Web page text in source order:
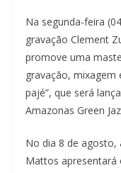
Na segunda-feira
gravação Clement
promove uma
gravação, mixagem
pajé”, que será
Amazonas Green
No dia 8 de agosto,
Mattos apresentará